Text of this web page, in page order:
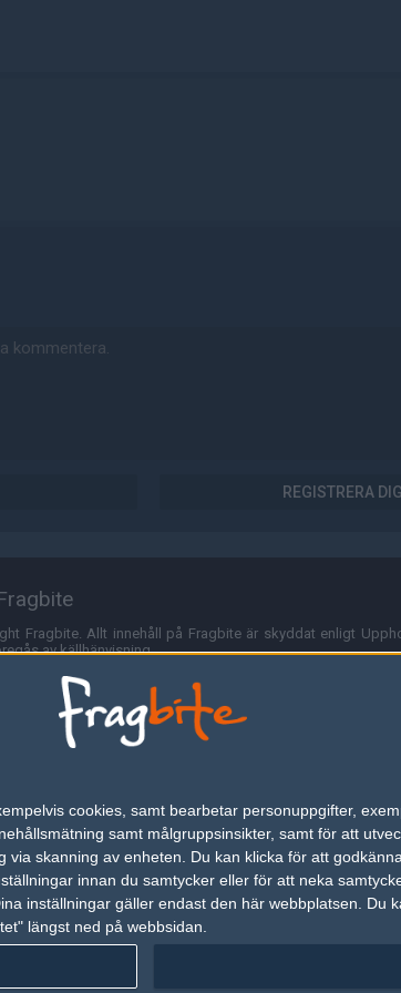
cookies, samt bearbetar personuppgifter,
samt målgruppsinsikter, samt för att
skanning av enheten. Du kan klicka för att
innan du samtycker eller för att neka
inställningar gäller endast den här webbplatsen.
längst ned på webbsidan.
REGISTRERA DIG
Fragbite. Allt innehåll på Fragbite är skyddat enligt
av källhänvisning.
uttryckta på Fragbite representerar varje enskild
och design av Fredric Bohlin. För frågor rörande
använder cookies för att spara användarspecifik
och för att föra statistik. För att slippa cookies
Fragbite. Den här textraden finns här på grund av lagen om
av att annonsera på Fragbite,